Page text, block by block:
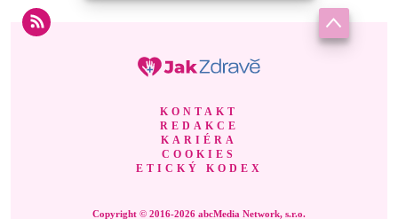
KONTAKT
REDAKCE
KARIÉRA
COOKIES
ETICKÝ KODEX
Copyright © 2016-2026 abcMedia Network, s.r.o.